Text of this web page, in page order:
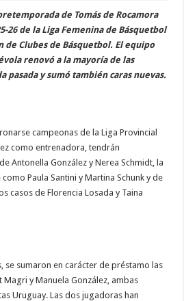
de Tomás de Rocamora
26 de la Liga Femenina de Básquetbol
de Clubes de Básquetbol. El equipo
renovó a la mayoría de las
pasada y sumó también caras nuevas.
campeonas de la Liga Provincial
como entrenadora, tendrán
Antonella González y Nerea Schmidt, la
Paula Santini y Martina Schunk y de
casos de Florencia Losada y Taina
se sumaron en carácter de préstamo las
y Manuela González, ambas
Uruguay. Las dos jugadoras han